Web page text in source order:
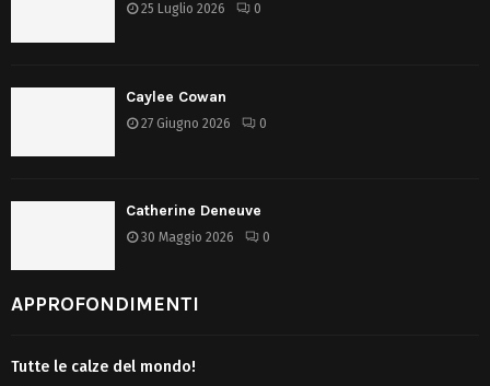
25 Luglio 2026 0
Caylee Cowan
27 Giugno 2026 0
Catherine Deneuve
30 Maggio 2026 0
APPROFONDIMENTI
Tutte le calze del mondo!